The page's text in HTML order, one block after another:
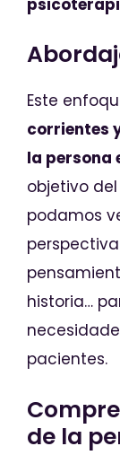
Este
corrientes
la persona
objetivo
podamos
historia…
pacientes.
de la